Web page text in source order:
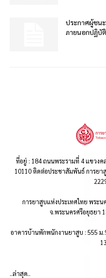
ประกาศผู้ชนะ
ภายนอกปฏิบั
ที่อยู่ : 184 ถนนพระรามที่ 4 แขวงค
10110 ติดต่อประชาสัมพันธ์ การยา
การยาสูบแห่งประเทศไทย พระ
จ.พระนครศรีอยุธยา
อาคารบ้านพักพนักงานยาสูบ : 555 ม
..ล่าสุด..